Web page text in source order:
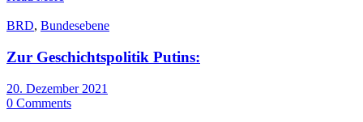
BRD, Bundesebene
Zur Geschichtspolitik Putins:
20. Dezember 2021
0 Comments